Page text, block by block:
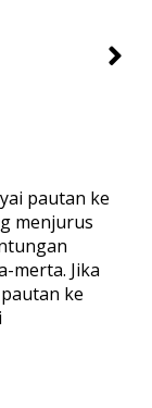
pautan ke
menjurus
merta. Jika
ke